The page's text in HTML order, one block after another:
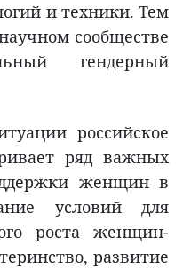
и техники. Тем
сообществе
гендерный
российское
ряд важных
женщин в
условий для
роста женщин-
развитие